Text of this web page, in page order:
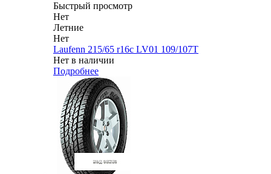
Быстрый просмотр
Нет
Летние
Нет
Laufenn 215/65 r16c LV01 109/107T
Нет в наличии
Подробнее